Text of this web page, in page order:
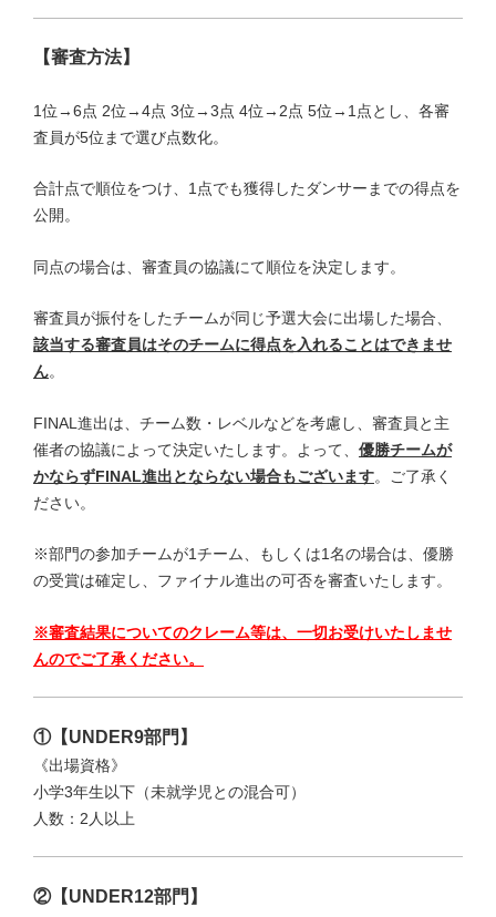
【審査方法】
1位→6点 2位→4点 3位→3点 4位→2点 5位→1点とし、各審
査員が5位まで選び点数化。
合計点で順位をつけ、1点でも獲得したダンサーまでの得点を
公開。
同点の場合は、審査員の協議にて順位を決定します。
審査員が振付をしたチームが同じ予選大会に出場した場合、
該当する審査員はそのチームに得点を入れることはできませ
ん。
FINAL進出は、チーム数・レベルなどを考慮し、審査員と主
催者の協議によって決定いたします。よって、 優勝チームが
かならずFINAL進出とならない場合もございます。ご了承く
ださい。
※部門の参加チームが1チーム、もしくは1名の場合は、優勝
の受賞は確定し、ファイナル進出の可否を審査いたします。
※審査結果についてのクレーム等は、一切お受けいたしませ
んのでご了承ください。
①【UNDER9部門】
《出場資格》
小学3年生以下（未就学児との混合可）
人数：2人以上
②【UNDER12部門】